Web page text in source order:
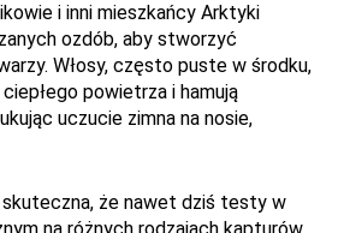
i inni mieszkańcy Arktyki
ozdób, aby stworzyć
Włosy, często puste w środku,
powietrza i hamują
uczucie zimna na nosie,
że nawet dziś testy w